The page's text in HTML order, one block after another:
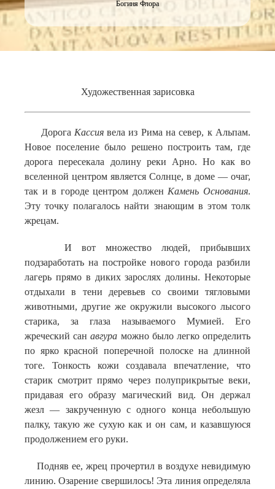
Богиня Флора
Художественная зарисовка
Дорога Кассиявела из Рима на север, к Альпам.
Новое поселение было решено построить там, где
дорога пересекала долину реки Арно. Но как во
вселенной центром является Солнце, в доме — очаг,
так и в городе центром должен Камень Основания.
Эту точку полагалось найти знающим в этом толк
жрецам.
И вот множество людей, прибывших
подзаработать на постройке нового города разбили
лагерь прямо в диких зарослях долины. Некоторые
отдыхали в тени деревьев со своими тягловыми
животными, другие же окружили высокого лысого
старика, за глаза называемого Мумией. Его
жреческий санавгура можно было легко определить
по ярко красной поперечной полоске на длинной
тоге. Тонкость кожи создавала впечатление, что
старик смотрит прямо через полуприкрытые веки,
придавая его образу магический вид. Он держал
жезл — закрученную с одного конца небольшую
палку, такую же сухую как и он сам, и казавшуюся
продолжением его руки.
Подняв ее, жрец прочертил в воздухе невидимую
линию. Озарение свершилось! Эта линия определяла